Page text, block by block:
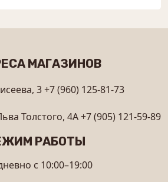
МАГАЗИНОВ
3+7 (960) 125-81-73
Толстого, 4А+7 (905) 121-59-89
РАБОТЫ
с 10:00–19:00